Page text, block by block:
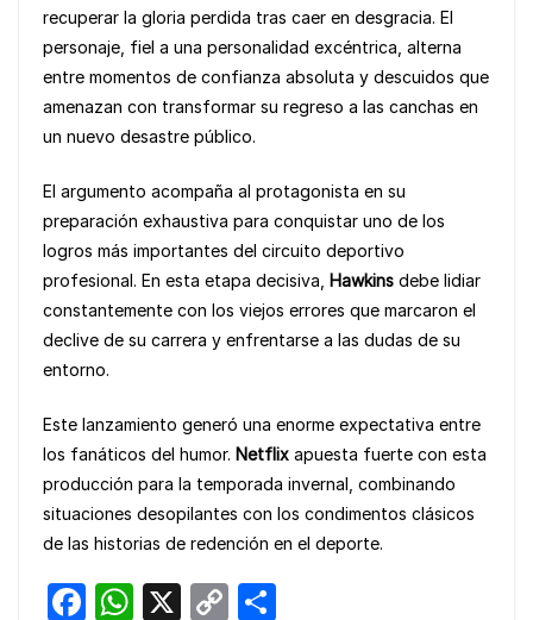
recuperar la gloria perdida tras caer en desgracia. El
personaje, fiel a una personalidad excéntrica, alterna
entre momentos de confianza absoluta y descuidos que
amenazan con transformar su regreso a las canchas en
un nuevo desastre público.
El argumento acompaña al protagonista en su
preparación exhaustiva para conquistar uno de los
logros más importantes del circuito deportivo
profesional. En esta etapa decisiva, Hawkins debe lidiar
constantemente con los viejos errores que marcaron el
declive de su carrera y enfrentarse a las dudas de su
entorno.
Este lanzamiento generó una enorme expectativa entre
los fanáticos del humor. Netflix apuesta fuerte con esta
producción para la temporada invernal, combinando
situaciones desopilantes con los condimentos clásicos
de las historias de redención en el deporte.
F
W X
C